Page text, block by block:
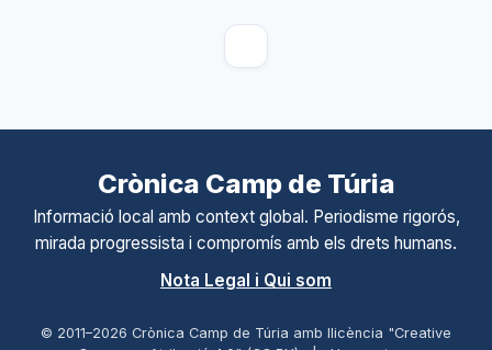
Crònica Camp de Túria
Informació local amb context global. Periodisme rigorós,
mirada progressista i compromís amb els drets humans.
Nota Legal i Qui som
© 2011–2026 Crònica Camp de Túria amb llicència "Creative